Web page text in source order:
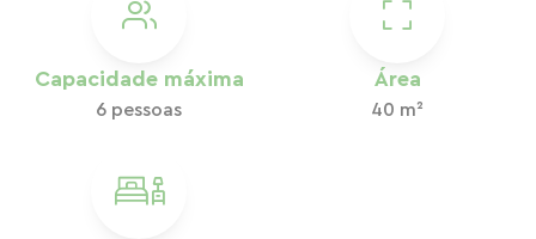
Capacidade máxima
6 pessoas
Área
40 m²